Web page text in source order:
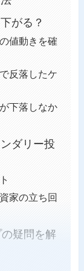
がる？
値動きを確
反落したケ
下落しなか
ダリー投
家の立ち回
疑問を解